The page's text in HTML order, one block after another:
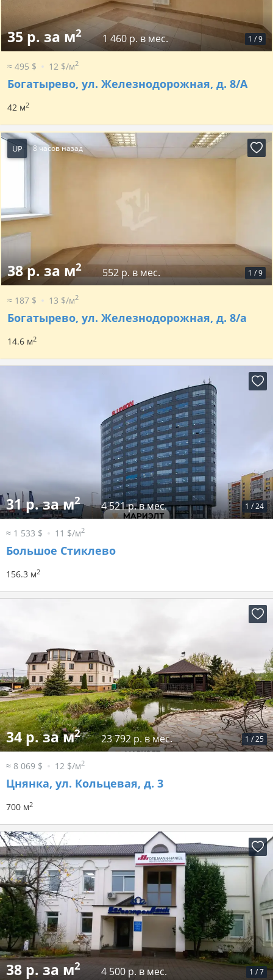
1 /9
35 р. за м2 1 460 р. в мес.
≈ 495 $ 12 $/м2
Богатырево, ул. Железнодорожная, д. 8/А
42 м2
UP 8 часов назад
1 /9
38 р. за м2 552 р. в мес.
≈ 187 $ 13 $/м2
Богатырево, ул. Железнодорожная, д. 8/а
14.6 м2
1 /24
31 р. за м2 4 521 р. в мес.
≈ 1 533 $ 11 $/м2
Большое Стиклево
156.3 м2
1 /25
34 р. за м2 23 792 р. в мес.
≈ 8 069 $ 12 $/м2
Цнянка, ул. Кольцевая, д. 3
700 м2
1 /7
38 р. за м2 4 500 р. в мес.